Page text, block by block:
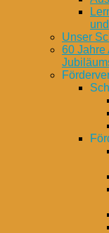
Unser
60 Jahre